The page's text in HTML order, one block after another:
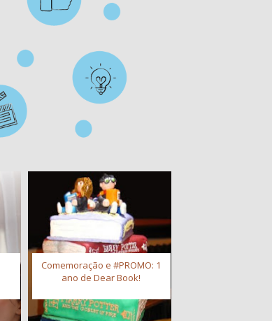
Comemoração e #PROMO: 1
ano de Dear Book!